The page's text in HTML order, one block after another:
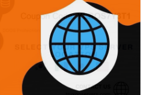
0
dependían de
dentro de sus propias
datos y ejecutar…